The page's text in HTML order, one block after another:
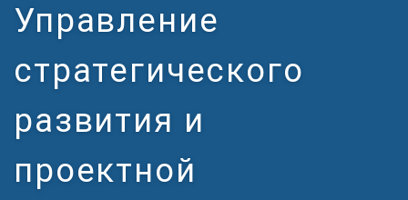
Управление
стратегического
развития и
проектной